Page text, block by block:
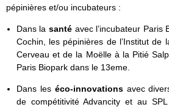
pépinières et/ou incubateurs :
Dans lasanté avec l’incubateur Paris
Cochin, les pépinières de l’Institut de
Cerveau et de la Moëlle à la Pitié
Paris Biopark dans le 13eme.
Dans les éco-innovations avec
de compétitivité Advancity et au